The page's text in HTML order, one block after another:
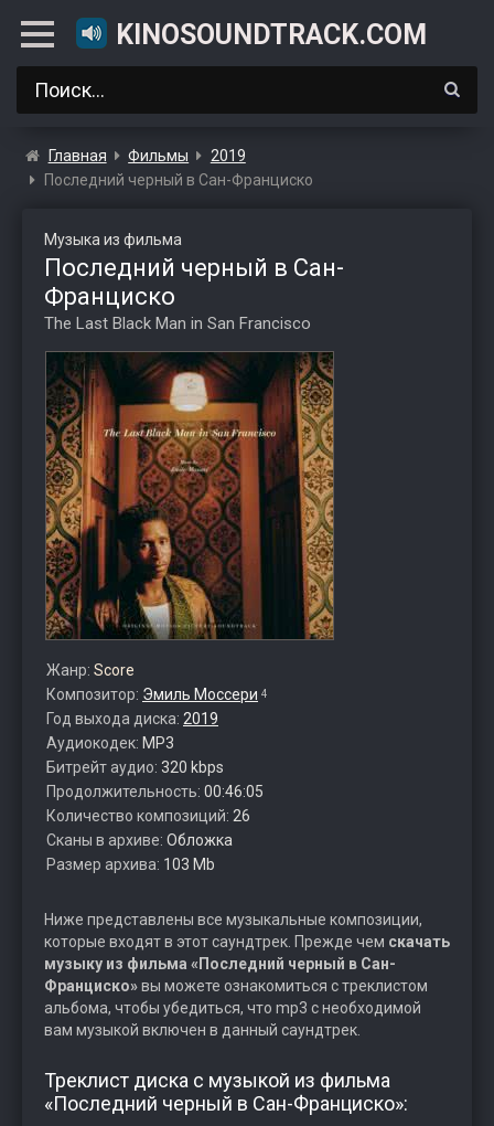
KINOSOUNDTRACK.COM
Главная Фильмы
2019
Последний черный в Сан-Франциско
Музыка из фильма
Последний черный в Сан-
Франциско
The Last Black Man in San Francisco
Жанр: Score
Композитор: Эмиль Моссери 4
Год выхода диска: 2019
Аудиокодек: MP3
Битрейт аудио: 320 kbps
Продолжительность: 00:46:05
Количество композиций: 26
Сканы в архиве: Обложка
Размер архива: 103 Mb
Ниже представлены все музыкальные композиции,
которые входят в этот саундтрек. Прежде чем скачать
музыку из фильма «Последний черный в Сан-
Франциско»вы можете ознакомиться с треклистом
альбома, чтобы убедиться, что mp3 с необходимой
вам музыкой включен в данный саундтрек.
Треклист диска с музыкой из фильма
«Последний черный в Сан-Франциско»: